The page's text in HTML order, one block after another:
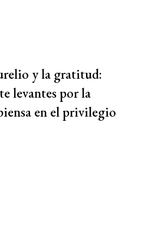
y la gratitud:
levantes por la
en el privilegio